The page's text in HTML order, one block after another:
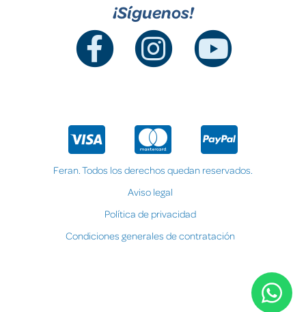
¡Síguenos!
Feran. Todos los derechos quedan reservados.
Aviso legal
Política de privacidad
Condiciones generales de contratación